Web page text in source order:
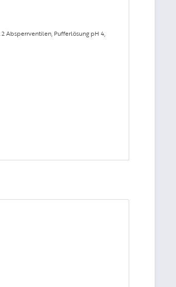
Absperrventilen, Pufferlösung pH 4,